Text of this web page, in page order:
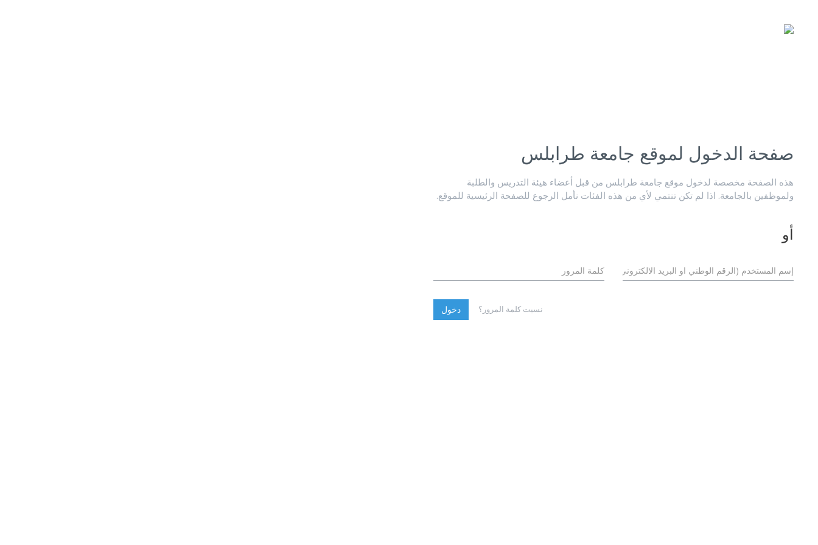
صفحة الدخول لموقع جامعة طرابلس
هذه الصفحة مخصصة لدخول موقع جامعة طرابلس من قبل أعضاء هيئة التدريس والطلبة
ولموظفين بالجامعة. اذا لم تكن تنتمي لأي من هذه الفئات نأمل الرجوع للصفحة الرئيسية للموقع.
أو
نسيت كلمة المرور؟ دخول